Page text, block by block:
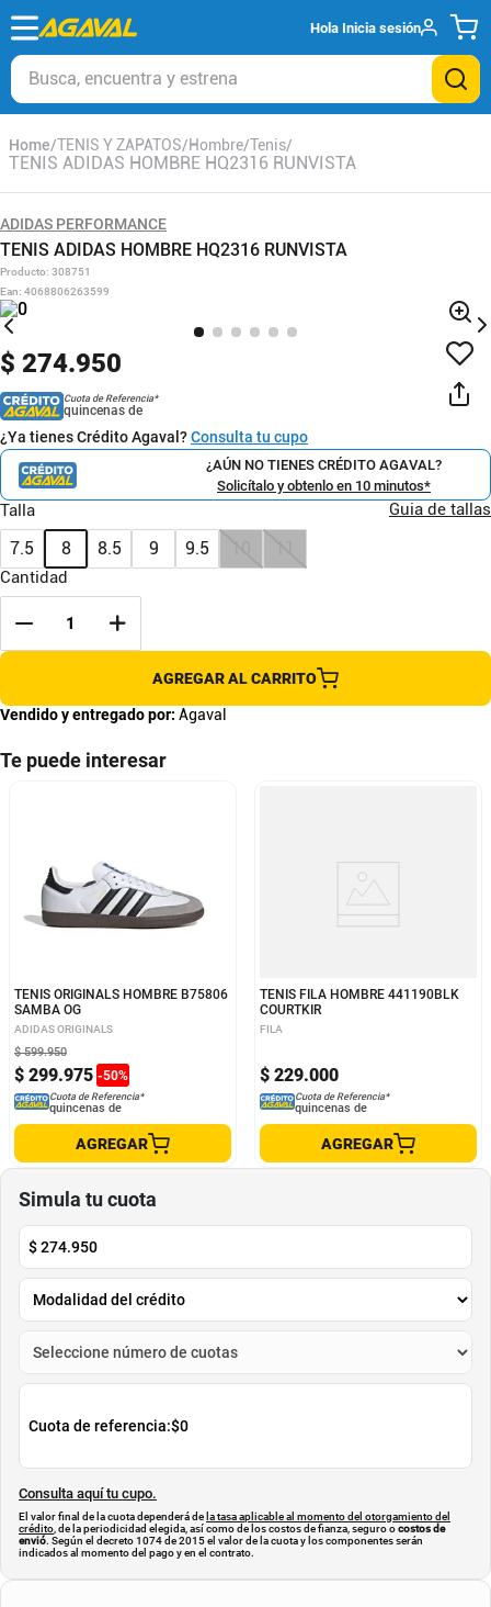
Hola Inicia sesión
Busca, encuentra y estrena
TENIS Y ZAPATOS Hombre Tenis
TENIS ADIDAS HOMBRE HQ2316 RUNVISTA
ADIDAS PERFORMANCE
TENIS ADIDAS HOMBRE HQ2316 RUNVISTA
Producto: 308751
Ean: 4068806263599
$ 274.950
Cuota de Referencia*
quincenas de
¿Ya tienes Crédito Agaval?Consulta tu cupo
¿AÚN NO TIENES CRÉDITO AGAVAL?
Solicítalo y obtenlo en 10 minutos*
Talla
7.5 8 8.5 9 9.5
Guia de tallas
Cantidad
AGREGAR AL CARRITO
Vendido y entregado por: Agaval
Te puede interesar
TENIS ORIGINALS HOMBRE B75806
SAMBA OG
ADIDAS ORIGINALS
$ 299.975 -50%
$ 599.950
Cuota de Referencia*
quincenas de
AGREGAR
TENIS FILA HOMBRE 441190BLK
COURTKIR
FILA
$ 229.000
Cuota de Referencia*
quincenas de
AGREGAR
Simula tu cuota
$274.950
Cuota de referencia:$0
Consulta aquí tu cupo.
El valor final de la cuota dependerá de la tasa aplicable al momento del otorgamiento del
crédito , de la periodicidad elegida, así como de los costos de fianza, seguro ocostos de
envió. Según el decreto 1074 de 2015 el valor de la cuota y los componentes serán
indicados al momento del pago y en el contrato.